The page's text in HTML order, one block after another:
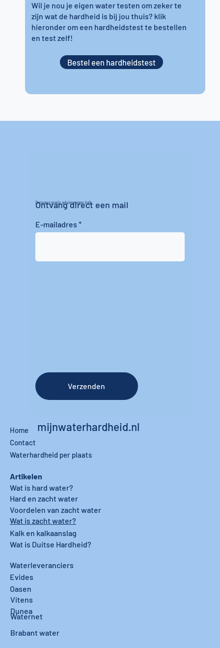
Wil je nou je eigen water testen om zeker te
zijn wat de hardheid is bij jou thuis? klik
hieronder om een hardheidstest te bestellen
en test zelf!
Bestel een hardheidstest
Ontvang gratis advies tegen kalk
Ontvang direct een mail
E-mailadres
Verzenden
mijnwaterhardheid.nl
Home
Contact
Waterhardheid per plaats
Waterleveranciers
Evides
Oasen
Vitens
Dunea
Waternet
Brabant water
Artikelen
Wat is hard water?
Hard en zacht water
Wat is zacht water?
Voordelen van zacht water
Kalk en kalkaanslag
Wat is Duitse Hardheid?